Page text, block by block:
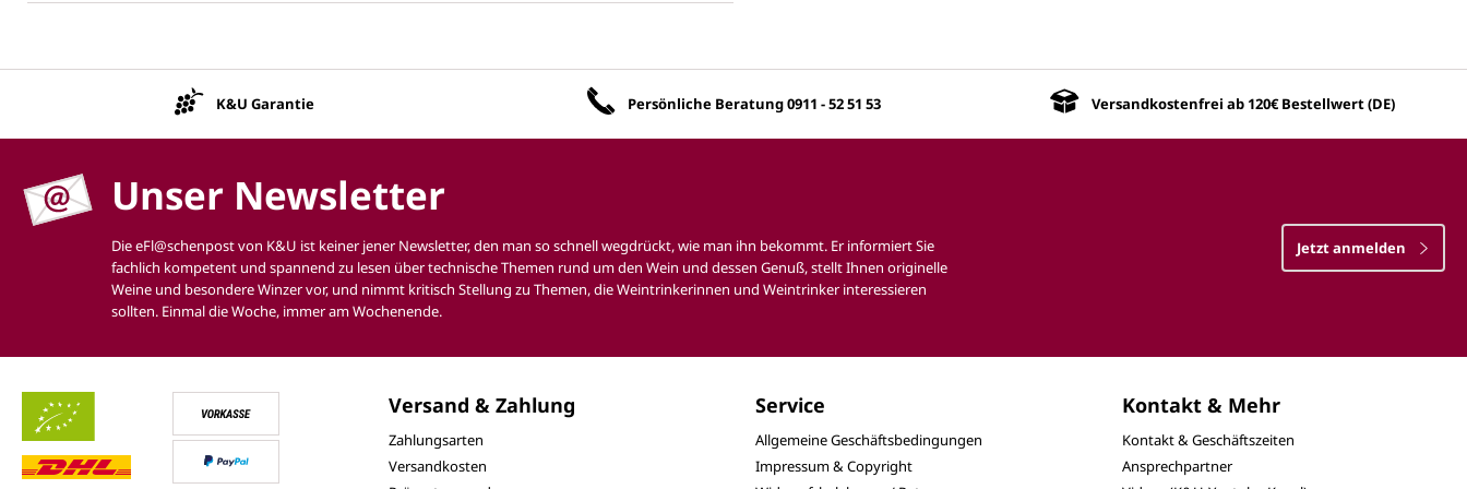
Unsere Vorteile
K&U Garantie Persönliche Beratung0911 - 52 51 53 Versandkostenfrei ab 120€ Bestellwert (DE)
Unser Newsletter
Die eFl@schenpost von K&U ist keiner jener Newsletter, den man so schnell wegdrückt, wie man ihn bekommt. Er informiert Sie
fachlich kompetent und spannend zu lesen über technische Themen rund um den Wein und dessen Genuß, stellt Ihnen originelle
Weine und besondere Winzer vor, und nimmt kritisch Stellung zu Themen, die Weintrinkerinnen und Weintrinker interessieren
sollten. Einmal die Woche, immer am Wochenende.
Jetzt anmelden
Versand & Zahlung
Zahlungsarten
Versandkosten
Service
Allgemeine Geschäftsbedingungen
Impressum & Copyright
Kontakt & Mehr
Kontakt & Geschäftszeiten
Ansprechpartner